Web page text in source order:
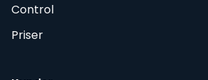
Control
Priser